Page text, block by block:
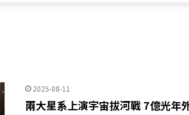
2025-08-11
兩大星系上演宇宙拔河戰 7億光年